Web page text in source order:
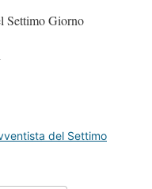
Settimo Giorno
del Settimo